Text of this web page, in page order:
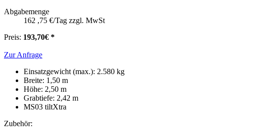
Abgabemenge
162 ,75 €/Tag zzgl. MwSt
Preis: 193,70€ *
Zur Anfrage
Einsatzgewicht (max.): 2.580 kg
Breite: 1,50 m
Höhe: 2,50 m
Grabtiefe: 2,42 m
MS03 tiltXtra
Zubehör: